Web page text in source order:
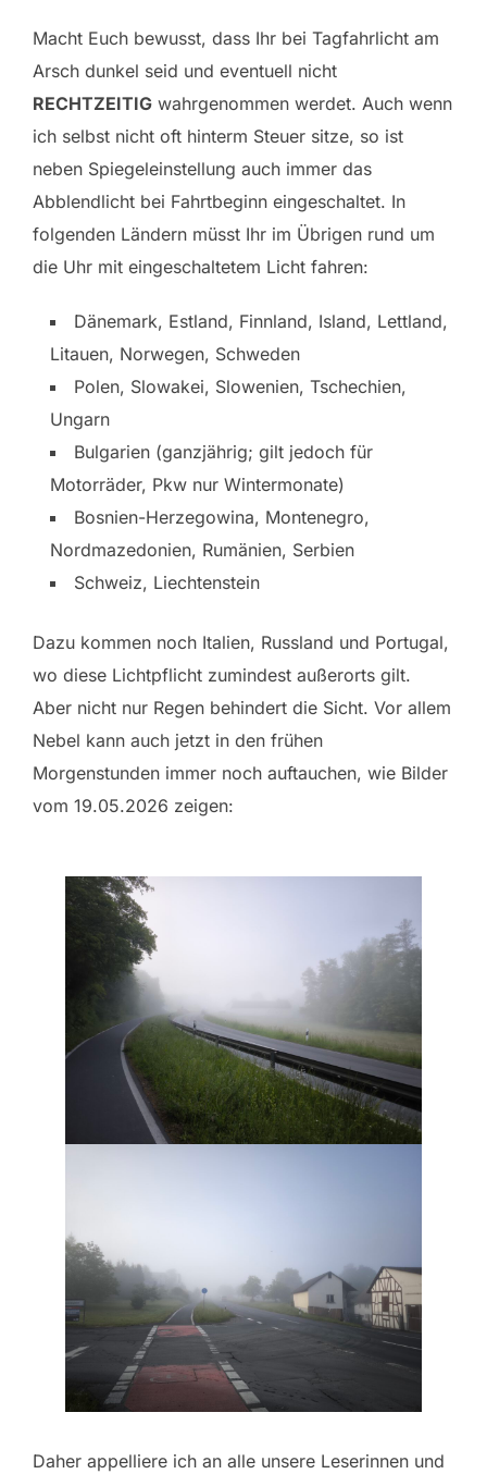
Macht Euch bewusst, dass Ihr bei Tagfahrlicht am
Arsch dunkel seid und eventuell nicht
RECHTZEITIG wahrgenommen werdet. Auch wenn
ich selbst nicht oft hinterm Steuer sitze, so ist
neben Spiegeleinstellung auch immer das
Abblendlicht bei Fahrtbeginn eingeschaltet. In
folgenden Ländern müsst Ihr im Übrigen rund um
die Uhr mit eingeschaltetem Licht fahren:
Dänemark, Estland, Finnland, Island, Lettland,
Litauen, Norwegen, Schweden
Polen, Slowakei, Slowenien, Tschechien,
Ungarn
Bulgarien (ganzjährig; gilt jedoch für
Motorräder, Pkw nur Wintermonate)
Bosnien-Herzegowina, Montenegro,
Nordmazedonien, Rumänien, Serbien
Schweiz, Liechtenstein
Dazu kommen noch Italien, Russland und Portugal,
wo diese Lichtpflicht zumindest außerorts gilt.
Aber nicht nur Regen behindert die Sicht. Vor allem
Nebel kann auch jetzt in den frühen
Morgenstunden immer noch auftauchen, wie Bilder
vom 19.05.2026 zeigen:
Daher appelliere ich an alle unsere Leserinnen und